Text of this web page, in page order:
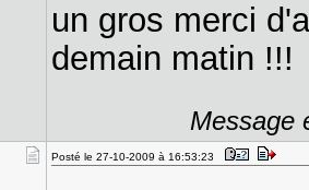
un gros merci
demain matin !!!
Message
Posté le 27-10-2009 à 16:53:23